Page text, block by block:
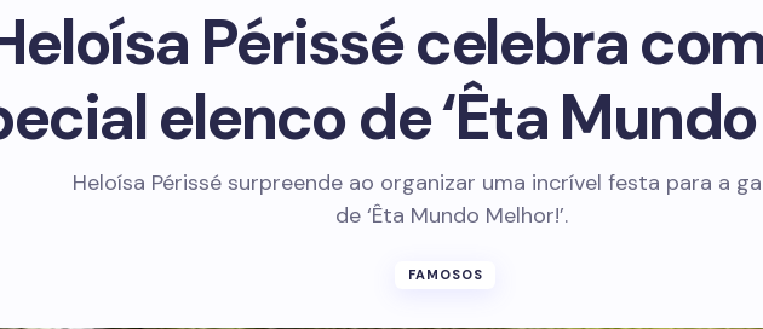
Périssé celebra
elenco de ‘Êta
Heloísa Périssé surpreende ao organizar uma incrível festa para a
de ‘Êta Mundo Melhor!’.
FAMOSOS